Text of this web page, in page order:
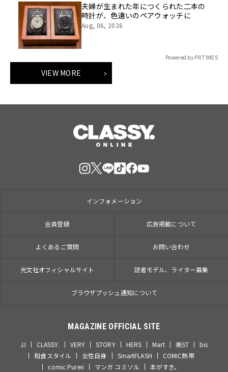
夫婦が生まれた年につくられた二本の
時計が、色違いのペアウォッチに
Aug, 06, 2026
Powered by PR TIMES
VIEW MORE
インフォメーション
会員登録 広告掲載について
よくあるご質問 お問い合わせ
光文社オフィシャルサイト 読者モデル、ライター募集
ブラウザプッシュ通知について
MAGAZINE OFFICIAL SITE
JJ CLASSY. VERY STORY HERS Mart 美ST
bis
和食スタイル
女性自身 SmartFLASH
COMIC熱帯
comic Pureri
マンガ コミソル 本がすき。